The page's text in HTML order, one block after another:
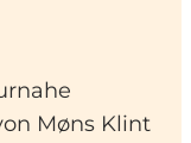
Møns Klint